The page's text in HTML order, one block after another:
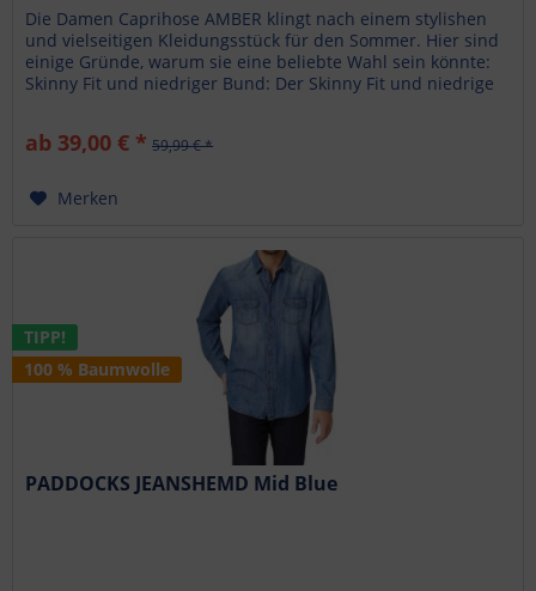
Die Damen Caprihose AMBER klingt nach einem stylishen
und vielseitigen Kleidungsstück für den Sommer. Hier sind
einige Gründe, warum sie eine beliebte Wahl sein könnte:
Skinny Fit und niedriger Bund: Der Skinny Fit und niedrige
ab 39,00 € * 59,99 € *
Merken
TIPP!
100 % Baumwolle
PADDOCKS JEANSHEMD Mid Blue